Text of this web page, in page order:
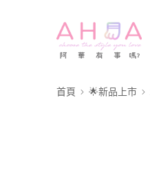
首頁 🌟新品上市